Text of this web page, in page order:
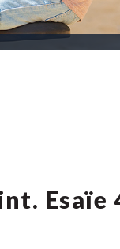
Esaïe